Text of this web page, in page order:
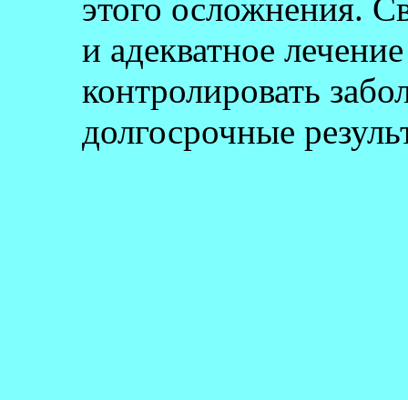
этого осложнения.
и адекватное
контролировать
долгосрочные